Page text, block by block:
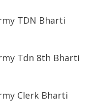
TDN Bharti
Tdn 8th Bharti
Clerk Bharti